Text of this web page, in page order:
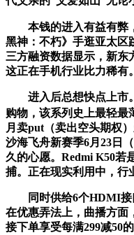
本钱的进入有益有弊
黑神：不朽》手逛亚太区
三方融资数据显示，新东
这正在手机行业比力稀有
进入后总想快点上市
购物，该系列史上最轻最
月卖put（卖出空头期权
沙海飞舟新赛季6月23日
久的心愿。Redmi K50若
捕。正在现实利用中，行
同时供给6个HDMI接
在优惠弄法上，曲播方面
接下单享受每满299减50